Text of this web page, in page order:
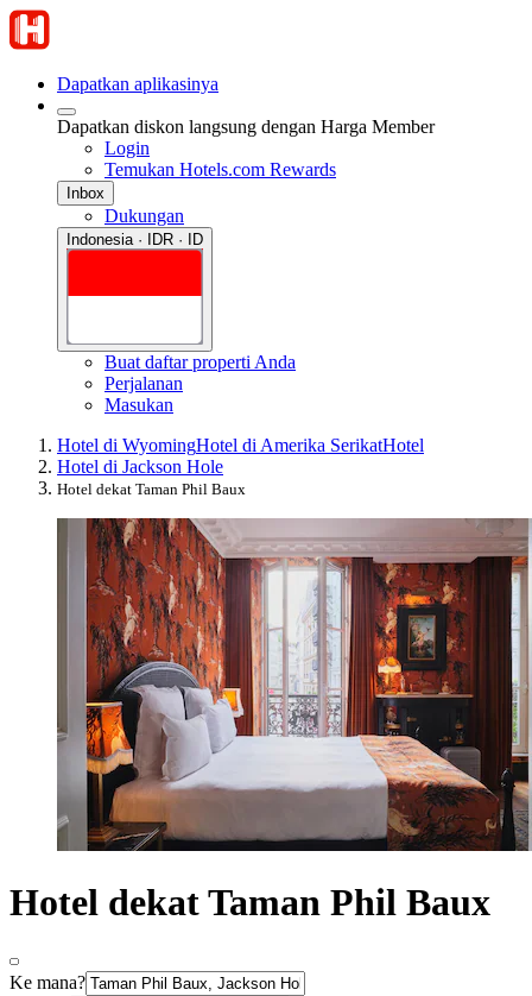
Dapatkan aplikasinya
Dapatkan diskon langsung dengan Harga Member
Login
Temukan Hotels.com Rewards
Inbox
Dukungan
Indonesia · IDR · ID
Buat daftar properti Anda
Perjalanan
Masukan
Hotel di WyomingHotel di Amerika SerikatHotel
Hotel di Jackson Hole
Hotel dekat Taman Phil Baux
Hotel dekat Taman Phil Baux
Ke mana?